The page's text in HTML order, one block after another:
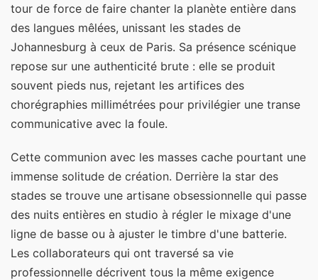
tour de force de faire chanter la planète entière dans
des langues mêlées, unissant les stades de
Johannesburg à ceux de Paris. Sa présence scénique
repose sur une authenticité brute : elle se produit
souvent pieds nus, rejetant les artifices des
chorégraphies millimétrées pour privilégier une transe
communicative avec la foule.
Cette communion avec les masses cache pourtant une
immense solitude de création. Derrière la star des
stades se trouve une artisane obsessionnelle qui passe
des nuits entières en studio à régler le mixage d'une
ligne de basse ou à ajuster le timbre d'une batterie.
Les collaborateurs qui ont traversé sa vie
professionnelle décrivent tous la même exigence